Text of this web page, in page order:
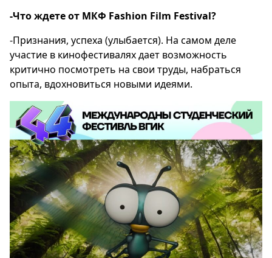
-Что ждете от МКФ Fashion Film Festival?
-Признания, успеха (улыбается). На самом деле
участие в кинофестивалях дает возможность
критично посмотреть на свои труды, набраться
опыта, вдохновиться новыми идеями.